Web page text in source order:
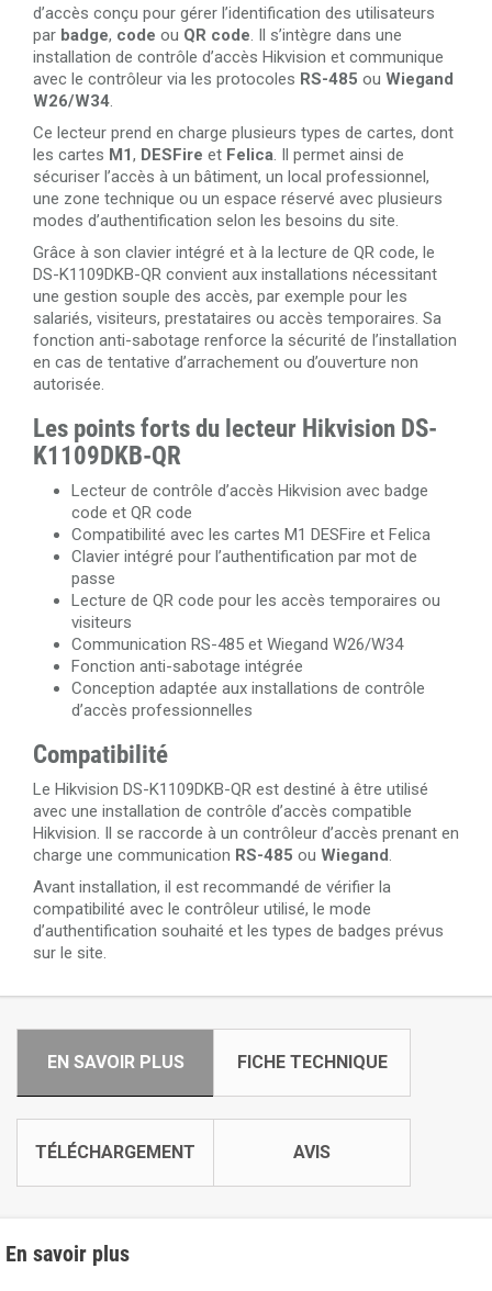
d’accès conçu pour gérer l’identification des utilisateurs
par badge, code ou QR code. Il s’intègre dans une
installation de contrôle d’accès Hikvision et communique
avec le contrôleur via les protocoles RS-485 ou Wiegand
W26/W34.
Ce lecteur prend en charge plusieurs types de cartes, dont
les cartes M1, DESFire et Felica. Il permet ainsi de
sécuriser l’accès à un bâtiment, un local professionnel,
une zone technique ou un espace réservé avec plusieurs
modes d’authentification selon les besoins du site.
Grâce à son clavier intégré et à la lecture de QR code, le
DS-K1109DKB-QR convient aux installations nécessitant
une gestion souple des accès, par exemple pour les
salariés, visiteurs, prestataires ou accès temporaires. Sa
fonction anti-sabotage renforce la sécurité de l’installation
en cas de tentative d’arrachement ou d’ouverture non
autorisée.
Les points forts du lecteur Hikvision DS-
K1109DKB-QR
Lecteur de contrôle d’accès Hikvision avec badge
code et QR code
Compatibilité avec les cartes M1 DESFire et Felica
Clavier intégré pour l’authentification par mot de
passe
Lecture de QR code pour les accès temporaires ou
visiteurs
Communication RS-485 et Wiegand W26/W34
Fonction anti-sabotage intégrée
Conception adaptée aux installations de contrôle
d’accès professionnelles
Compatibilité
Le Hikvision DS-K1109DKB-QR est destiné à être utilisé
avec une installation de contrôle d’accès compatible
Hikvision. Il se raccorde à un contrôleur d’accès prenant en
charge une communication RS-485 ou Wiegand.
Avant installation, il est recommandé de vérifier la
compatibilité avec le contrôleur utilisé, le mode
d’authentification souhaité et les types de badges prévus
sur le site.
EN SAVOIR PLUS FICHE TECHNIQUE
TÉLÉCHARGEMENT AVIS
En savoir plus